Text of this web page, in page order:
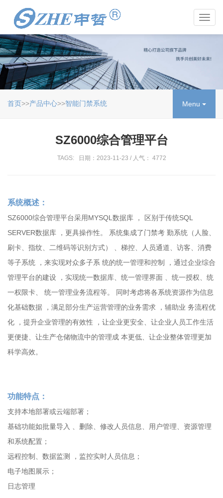
Menu
首页>>产品中心>>智能门禁系统
SZ6000综合管理平台
TAGS: 日期：2023-11-23 / 人气： 4772
系统概述：
SZ6000综合管理平台采用MYSQL数据库 ， 区别于传统SQL
SERVER数据库 ，更具操作性。 系统集成了门禁考 勤系统（人脸、
刷卡、指纹、二维码等识别方式） 、梯控、人员通道、访客、消费
等子系统 ，来实现对众多子系 统的统一管理和控制 ，通过企业综合
管理平台的建设 ，实现统一数据库、统一管理界面 、统一授权、统
一权限卡、 统一管理业务流程等。 同时考虑将各系统资源作为信息
化基础数据 ，满足部分生产运营管理的业务需求 ，辅助业 务流程优
化 ，提升企业管理的有效性 ，让企业更安全、让企业人员工作生活
更便捷、让生产仓储物流中的管理成 本更低、让企业整体管理更加
科学高效。
功能特点：
支持本地部署或云端部署；
基础功能如批量导入 、删除、修改人员信息、用户管理、资源管理
和系统配置；
远程控制、数据监测 ，监控实时人员信息；
电子地图展示；
日志管理